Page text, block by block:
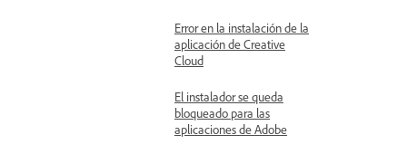
Error en la instalación de la
aplicación de Creative
Cloud
El instalador se queda
bloqueado para las
aplicaciones de Adobe